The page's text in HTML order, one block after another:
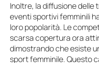
Inoltre, la diffusione delle
eventi sportivi femminili
loro popolarità. Le
scarsa copertura ora
dimostrando che esiste
sport femminile. Questo